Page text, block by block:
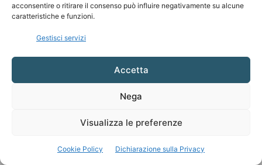
acconsentire o ritirare il consenso può influire negativamente su alcune
caratteristiche e funzioni.
Gestisci servizi
Accetta
Nega
Visualizza le preferenze
Cookie Policy Dichiarazione sulla Privacy